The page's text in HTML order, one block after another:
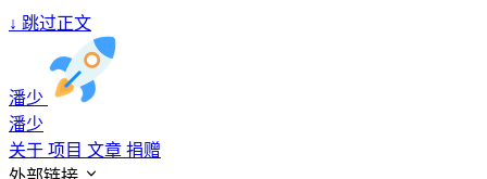
↓ 跳过正文
潘少
潘少
关于 项目 文章 捐赠